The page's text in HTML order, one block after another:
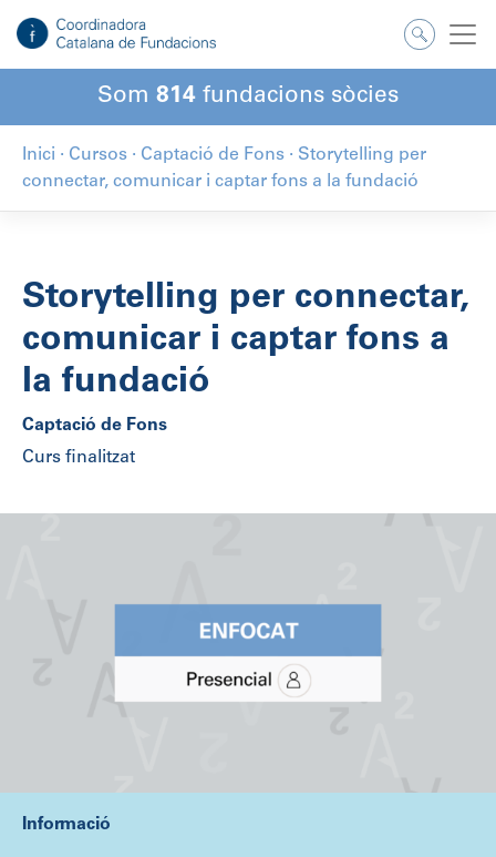
Som 814 fundacions sòcies
Inici · Cursos · Captació de Fons · Storytelling per
connectar, comunicar i captar fons a la fundació
Storytelling per connectar,
comunicar i captar fons a
la fundació
Captació de Fons
Curs finalitzat
Informació